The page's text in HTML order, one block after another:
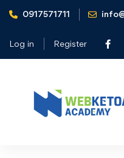
0917571711
Log in Register
Home
Kế toán & Quản
chi trả cổ tức